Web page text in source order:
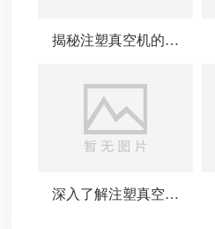
揭秘注塑真空机的工
深入了解注塑真空机